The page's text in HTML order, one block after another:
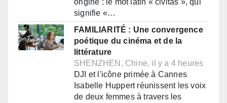
origine : le mot latin « civitas », qui
signifie «…
FAMILIARITÉ : Une convergence
poétique du cinéma et de la
littérature
SHENZHEN, Chine, il y a 4 heures
DJI et l'icône primée à Cannes
Isabelle Huppert réunissent les voix
de deux femmes à travers les